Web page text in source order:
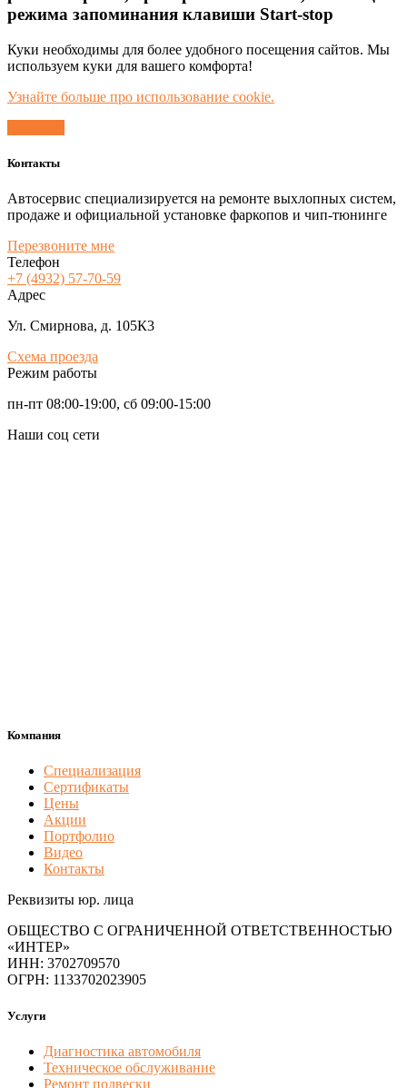
режима запоминания клавиши Start-stop
Куки необходимы для более удобного посещения сайтов. Мы
используем куки для вашего комфорта!
Узнайте больше про использование cookie.
Контакты
Автосервис специализируется на ремонте выхлопных систем,
продаже и официальной установке фаркопов и чип-тюнинге
Перезвоните мне
Телефон
+7 (4932) 57-70-59
Адрес
Ул. Смирнова, д. 105К3
Схема проезда
Режим работы
пн-пт 08:00-19:00, сб 09:00-15:00
Наши соц сети
Компания
Специализация
Сертификаты
Цены
Акции
Портфолио
Видео
Контакты
Реквизиты юр. лица
ОБЩЕСТВО С ОГРАНИЧЕННОЙ ОТВЕТСТВЕННОСТЬЮ
«ИНТЕР»
ИНН: 3702709570
ОГРН: 1133702023905
Услуги
Диагностика автомобиля
Техническое обслуживание
Ремонт подвески